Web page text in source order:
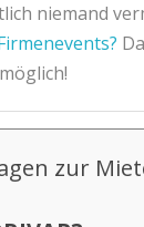
niemand
zur